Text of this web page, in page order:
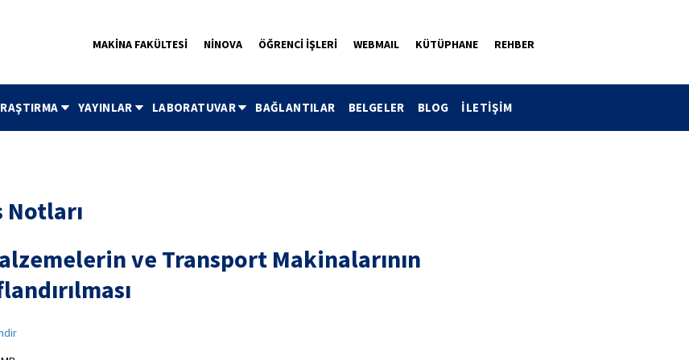
MAKİNA FAKÜLTESİ NİNOVA ÖĞRENCİ İŞLERİ WEBMAIL KÜTÜPHANE REHBER
YAYINLAR LABORATUVAR BAĞLANTILAR BELGELER BLOG İLETİŞİM
Notları
ve Transport Makinalarının